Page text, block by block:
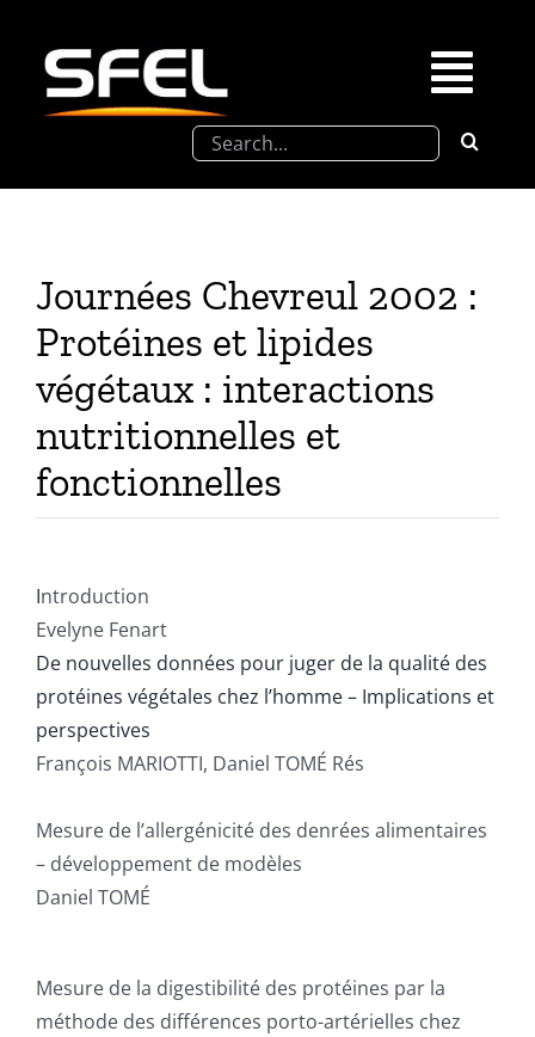
contenu
Prix de Thèse SFEL
Congrès à venir
Partenariats
Rechercher:
Journées Chevreul 2002 :
Protéines et lipides
végétaux : interactions
nutritionnelles et
fonctionnelles
Introduction
Evelyne Fenart
De nouvelles données pour juger de la qualité des
protéines végétales chez l’homme – Implications et
perspectives
François MARIOTTI, Daniel TOMÉ Rés
Mesure de l’allergénicité des denrées alimentaires
– développement de modèles
Daniel TOMÉ
Mesure de la digestibilité des protéines par la
méthode des différences porto-artérielles chez